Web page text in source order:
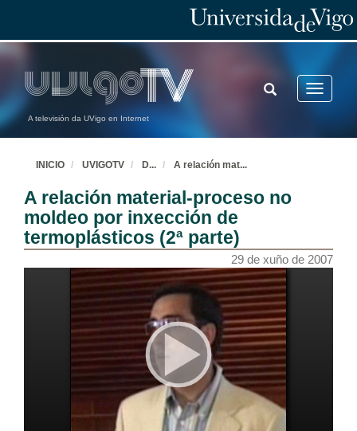
A televisión da UVigo en Internet
Toggle
TOGGLE
SEARCH
INICIO UVIGOTV D... A relación mat...
A relación material-proceso no
moldeo por inxección de
termoplásticos (2ª parte)
29 de xuño de 2007
26 de xuño de 2007
26 de xuño de 2007
26 de xuño de 2007